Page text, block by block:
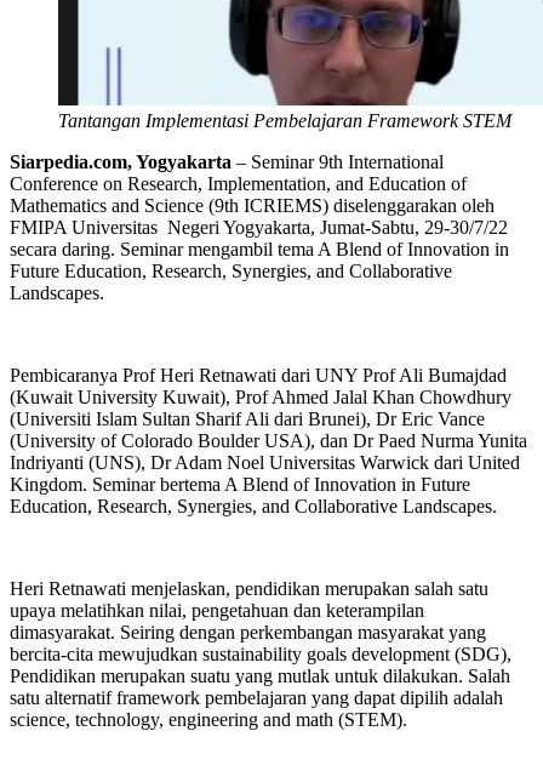
Tantangan Implementasi Pembelajaran Framework STEM
Siarpedia.com, Yogyakarta – Seminar 9th International
Conference on Research, Implementation, and Education of
Mathematics and Science (9th ICRIEMS) diselenggarakan oleh
FMIPA Universitas Negeri Yogyakarta, Jumat-Sabtu, 29-30/7/22
secara daring. Seminar mengambil tema A Blend of Innovation in
Future Education, Research, Synergies, and Collaborative
Landscapes.
Pembicaranya Prof Heri Retnawati dari UNY Prof Ali Bumajdad
(Kuwait University Kuwait), Prof Ahmed Jalal Khan Chowdhury
(Universiti Islam Sultan Sharif Ali dari Brunei), Dr Eric Vance
(University of Colorado Boulder USA), dan Dr Paed Nurma Yunita
Indriyanti (UNS), Dr Adam Noel Universitas Warwick dari United
Kingdom. Seminar bertema A Blend of Innovation in Future
Education, Research, Synergies, and Collaborative Landscapes.
Heri Retnawati menjelaskan, pendidikan merupakan salah satu
upaya melatihkan nilai, pengetahuan dan keterampilan
dimasyarakat. Seiring dengan perkembangan masyarakat yang
bercita-cita mewujudkan sustainability goals development (SDG),
Pendidikan merupakan suatu yang mutlak untuk dilakukan. Salah
satu alternatif framework pembelajaran yang dapat dipilih adalah
science, technology, engineering and math (STEM).